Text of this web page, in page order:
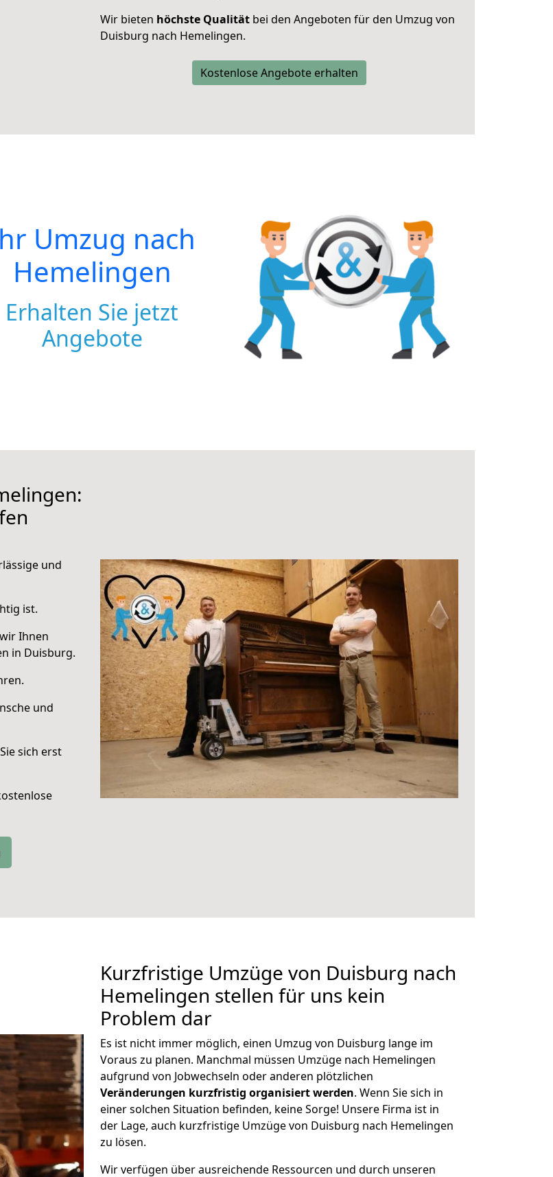
Wir bieten höchste Qualität bei den Angeboten für den Umzug von
Duisburg nach Hemelingen.
Kostenlose Angebote erhalten
Umzug nach
Hemelingen
Erhalten Sie jetzt
Angebote
und
ist.
Ihnen
in Duisburg.
und
sich erst
Kurzfristige Umzüge von Duisburg nach
Hemelingen stellen für uns kein
Problem dar
Es ist nicht immer möglich, einen Umzug von Duisburg lange im
Voraus zu planen. Manchmal müssen Umzüge nach Hemelingen
aufgrund von Jobwechseln oder anderen plötzlichen
Veränderungen kurzfristig organisiert werden. Wenn Sie sich in
einer solchen Situation befinden, keine Sorge! Unsere Firma ist in
der Lage, auch kurzfristige Umzüge von Duisburg nach Hemelingen
zu lösen.
Wir verfügen über ausreichende Ressourcen und durch unseren